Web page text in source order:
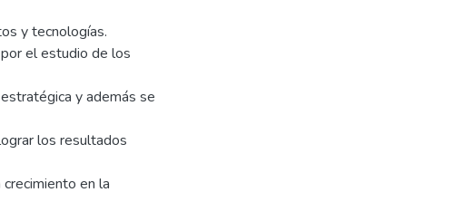
y tecnologías.
el estudio de los
y además se
los resultados
en la